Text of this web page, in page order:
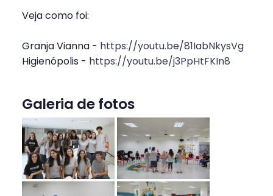
Veja como foi:
Granja Vianna - https://youtu.be/81IabNkysVg
Higienópolis - https://youtu.be/j3PpHtFKIn8
Galeria de fotos